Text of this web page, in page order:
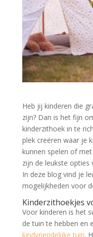
Heb jij kinderen die
zijn? Dan is het fijn
kinderzithoek in te
plek creëren waar je
kunnen spelen of
zijn de leukste opties
In deze blog vind je
mogelijkheden voor
Kinderzithoekjes
Voor kinderen is het
de tuin te hebben en
kindvriendelijke tuin.